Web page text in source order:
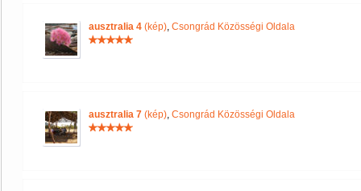
ausztralia 4 (kép), Csongrád Közösségi Oldala
ausztralia 7 (kép), Csongrád Közösségi Oldala